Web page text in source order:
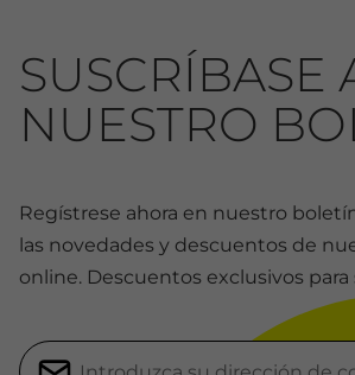
SUSCRÍBASE
NUESTRO
Regístrese ahora en nuestro
las novedades y descuentos de
online. Descuentos exclusivos para